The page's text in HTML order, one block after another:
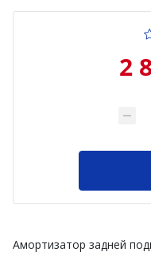
2
Амортизатор задней